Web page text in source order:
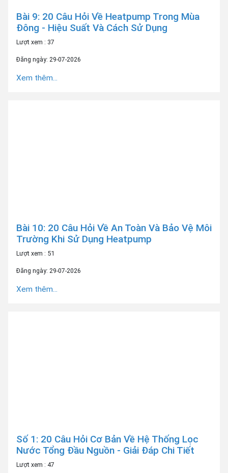
Bài 9: 20 Câu Hỏi Về Heatpump Trong Mùa
Đông - Hiệu Suất Và Cách Sử Dụng
Lượt xem : 37
Đăng ngày: 29-07-2026
Xem thêm...
Bài 10: 20 Câu Hỏi Về An Toàn Và Bảo Vệ Môi
Trường Khi Sử Dụng Heatpump
Lượt xem : 51
Đăng ngày: 29-07-2026
Xem thêm...
Số 1: 20 Câu Hỏi Cơ Bản Về Hệ Thống Lọc
Nước Tổng Đầu Nguồn - Giải Đáp Chi Tiết
Lượt xem : 47